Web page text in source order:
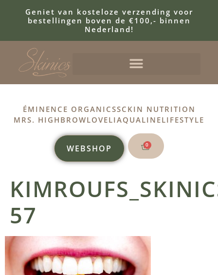
Geniet van kosteloze verzending voor
bestellingen boven de €100,- binnen
Nederland!
ÉMINENCE ORGANICSSCKIN NUTRITION
MRS. HIGHBROWLOVELIAQUALINELIFESTYLE
WEBSHOP 0
57